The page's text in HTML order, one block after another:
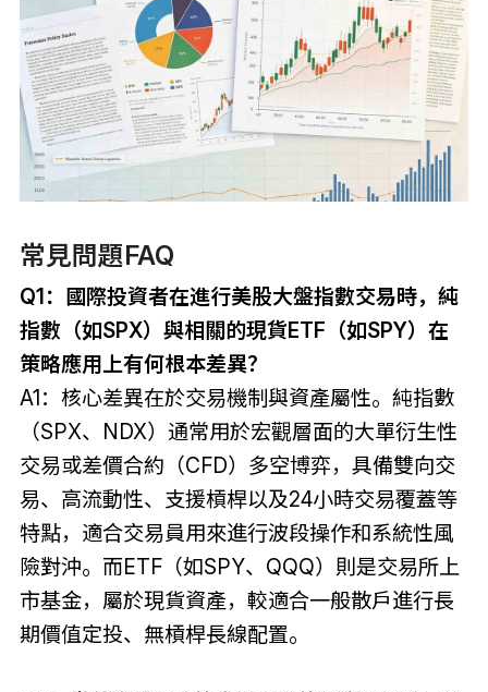
常見問題FAQ
Q1：國際投資者在進行美股大盤指數交易時，純
指數（如SPX）與相關的現貨ETF（如SPY）在
策略應用上有何根本差異？
A1：核心差異在於交易機制與資產屬性。純指數
（SPX、NDX）通常用於宏觀層面的大單衍生性
交易或差價合約（CFD）多空博弈，具備雙向交
易、高流動性、支援槓桿以及24小時交易覆蓋等
特點，適合交易員用來進行波段操作和系統性風
險對沖。而ETF（如SPY、QQQ）則是交易所上
市基金，屬於現貨資產，較適合一般散戶進行長
期價值定投、無槓桿長線配置。